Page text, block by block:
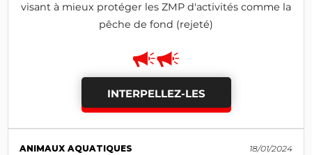
visant à mieux protéger les ZMP d'activités comme la
pêche de fond (rejeté)
INTERPELLEZ-LES
ANIMAUX AQUATIQUES 18/01/2024